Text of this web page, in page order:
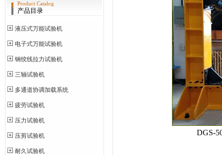
Product Catalog
产品目录
液压式万能试验机
电子式万能试验机
钢绞线拉力试验机
三轴试验机
多通道协调加载系统
疲劳试验机
压力试验机
压剪试验机
耐久试验机
DGS-